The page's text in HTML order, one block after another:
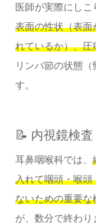
医師が実際にしこ
表面の性状（表面
れているか）、圧
リンパ節の状態
す。
📝 内視鏡検査
耳鼻咽喉科では、
入れて咽頭・喉頭
ないための重要な
が、数分で終わり